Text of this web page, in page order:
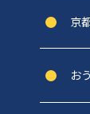
京
お